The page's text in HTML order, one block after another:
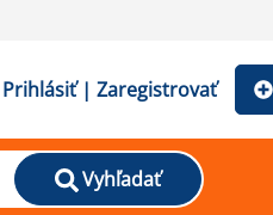
Prihlásiť | Zaregistrovať
Vyhľadať